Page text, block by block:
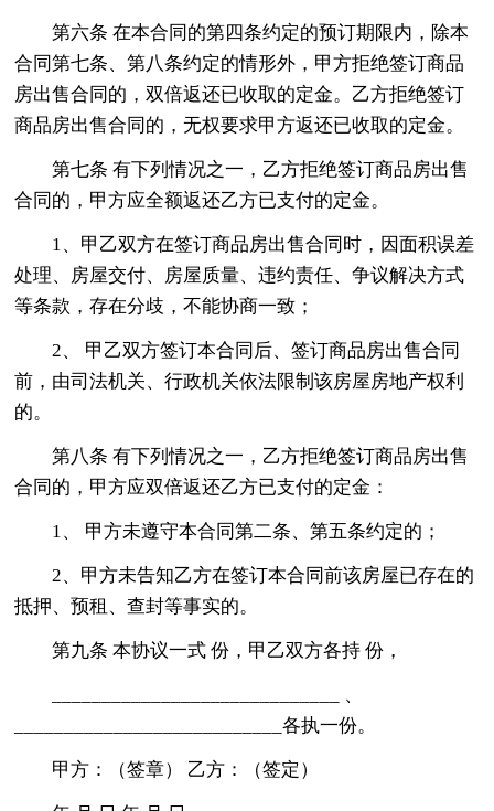
第六条 在本合同的第四条约定的预订期限内，除本
合同第七条、第八条约定的情形外，甲方拒绝签订商品
房出售合同的，双倍返还已收取的定金。乙方拒绝签订
商品房出售合同的，无权要求甲方返还已收取的定金。
第七条 有下列情况之一，乙方拒绝签订商品房出售
合同的，甲方应全额返还乙方已支付的定金。
1、甲乙双方在签订商品房出售合同时，因面积误差
处理、房屋交付、房屋质量、违约责任、争议解决方式
等条款，存在分歧，不能协商一致；
2、 甲乙双方签订本合同后、签订商品房出售合同
前，由司法机关、行政机关依法限制该房屋房地产权利
的。
第八条 有下列情况之一，乙方拒绝签订商品房出售
合同的，甲方应双倍返还乙方已支付的定金：
1、 甲方未遵守本合同第二条、第五条约定的；
2、甲方未告知乙方在签订本合同前该房屋已存在的
抵押、预租、查封等事实的。
第九条 本协议一式 份，甲乙双方各持 份，
_____________________________ 、
___________________________各执一份。
甲方：（签章） 乙方：（签定）